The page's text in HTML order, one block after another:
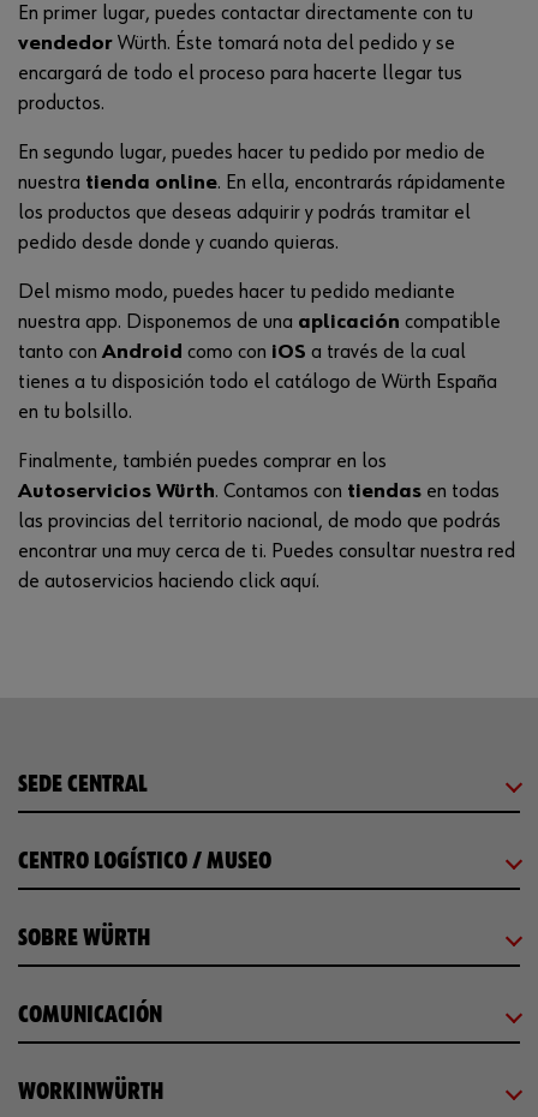
En primer lugar, puedes contactar directamente con tu
vendedor Würth. Éste tomará nota del pedido y se
encargará de todo el proceso para hacerte llegar tus
productos.
En segundo lugar, puedes hacer tu pedido por medio de
nuestra tienda online. En ella, encontrarás rápidamente
los productos que deseas adquirir y podrás tramitar el
pedido desde donde y cuando quieras.
Del mismo modo, puedes hacer tu pedido mediante
nuestra app. Disponemos de una aplicación compatible
tanto con Android como con iOS a través de la cual
tienes a tu disposición todo el catálogo de Würth España
en tu bolsillo.
Finalmente, también puedes comprar en los
Autoservicios Würth. Contamos con tiendas en todas
las provincias del territorio nacional, de modo que podrás
encontrar una muy cerca de ti. Puedes consultar nuestra red
de autoservicios haciendo click aquí.
SEDE CENTRAL
CENTRO LOGÍSTICO / MUSEO
SOBRE WÜRTH
COMUNICACIÓN
WORKINWÜRTH